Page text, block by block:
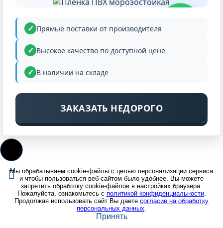
Прямые поставки от производителя
Высокое качество по доступной цене
В наличии на складе
ЗАКАЗАТЬ НЕДОРОГО
Мы обрабатываем cookie-файлы с целью персонализации сервиса
и чтобы пользоваться веб-сайтом было удобнее. Вы можете
запретить обработку cookie-файлов в настройках браузера.
Пожалуйста, ознакомьтесь с политикой конфиденциальности.
Продолжая использовать сайт Вы даете согласие на обработку
персональных данных.
Принять